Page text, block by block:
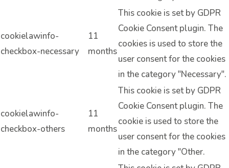
cookielawinfo-
checkbox-necessary
11
months
This cookie is set by GDPR
Cookie Consent plugin. The
cookies is used to store the
user consent for the cookies
in the category "Necessary".
cookielawinfo-
checkbox-others
11
months
This cookie is set by GDPR
Cookie Consent plugin. The
cookie is used to store the
user consent for the cookies
in the category "Other.